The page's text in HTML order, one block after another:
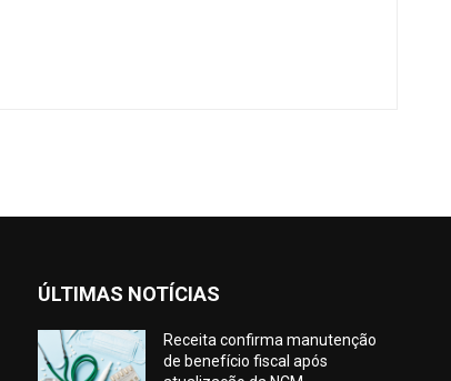
ÚLTIMAS NOTÍCIAS
Receita confirma manutenção
de benefício fiscal após